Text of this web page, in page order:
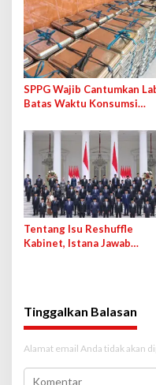
SPPG Wajib Cantumkan
Batas Waktu Konsumsi
MBG
Tentang Isu Reshuffle
Kabinet, Istana Jawab
Tinggalkan Balasan
Alamat email Anda tidak akan